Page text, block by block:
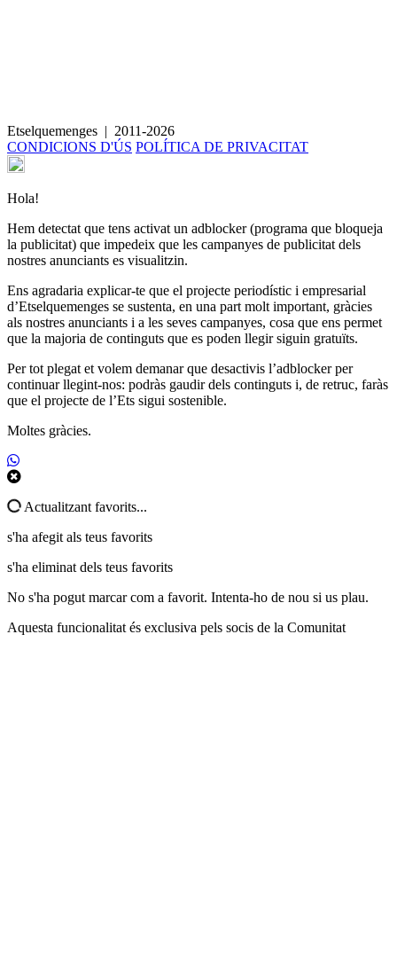
Etselquemenges | 2011-2026
CONDICIONS D'ÚS POLÍTICA DE PRIVACITAT
Hola!
Hem detectat que tens activat un adblocker (programa que bloqueja
la publicitat) que impedeix que les campanyes de publicitat dels
nostres anunciants es visualitzin.
Ens agradaria explicar-te que el projecte periodístic i empresarial
d’Etselquemenges se sustenta, en una part molt important, gràcies
als nostres anunciants i a les seves campanyes, cosa que ens permet
que la majoria de continguts que es poden llegir siguin gratuïts.
Per tot plegat et volem demanar que desactivis l’adblocker per
continuar llegint-nos: podràs gaudir dels continguts i, de retruc, faràs
que el projecte de l’Ets sigui sostenible.
Moltes gràcies.
Actualitzant favorits...
s'ha afegit als teus favorits
s'ha eliminat dels teus favorits
No s'ha pogut marcar com a favorit. Intenta-ho de nou si us plau.
Aquesta funcionalitat és exclusiva pels socis de la Comunitat